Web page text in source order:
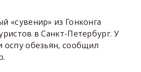
«сувенир» из Гонконга
в Санкт-Петербург. У
обезьян, сообщил